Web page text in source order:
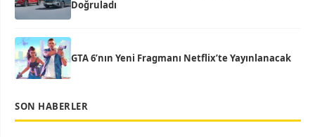
Doğruladı
GTA 6’nın Yeni Fragmanı Netflix’te Yayınlanacak
SON HABERLER